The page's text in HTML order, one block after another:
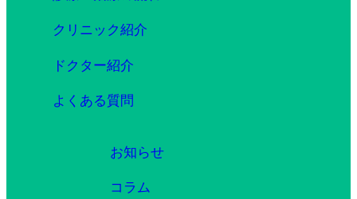
クリニック紹介
ドクター紹介
よくある質問
お知らせ
コラム